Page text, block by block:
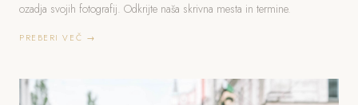
ozadja svojih fotografij. Odkrijte naša skrivna mesta in termine.
PREBERI VEČ →